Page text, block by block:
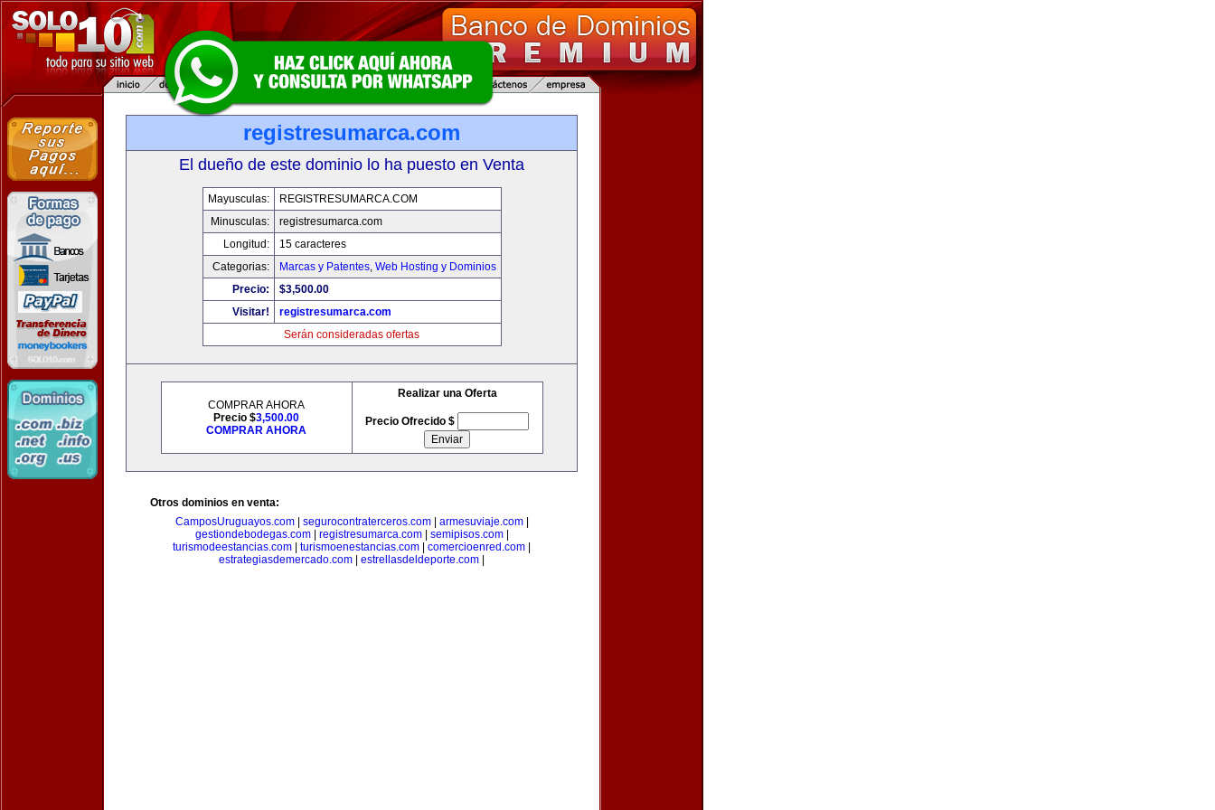
registresumarca.com
El dueño de este dominio lo ha puesto en Venta
Mayusculas:
REGISTRESUMARCA.COM
Minusculas:
registresumarca.com
Longitud:
15 caracteres
Categorias:
Marcas y Patentes, Web Hosting y Dominios
Precio:
$3,500.00
Visitar!
registresumarca.com
Serán consideradas ofertas
COMPRAR AHORA
Precio $3,500.00
COMPRAR AHORA
Realizar una Oferta
Precio Ofrecido $
Otros dominios en venta:
CamposUruguayos.com| segurocontraterceros.com| armesuviaje.com|
gestiondebodegas.com| registresumarca.com| semipisos.com|
turismodeestancias.com
turismoenestancias.com comercioenred.com
estrategiasdemercado.com
estrellasdeldeporte.com